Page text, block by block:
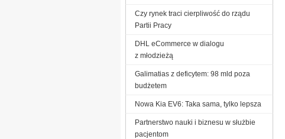
Czy rynek traci cierpliwość do rządu
Partii Pracy
DHL eCommerce w dialogu
z młodzieżą
Galimatias z deficytem: 98 mld poza
budżetem
Nowa Kia EV6: Taka sama, tylko lepsza
Partnerstwo nauki i biznesu w służbie
pacjentom